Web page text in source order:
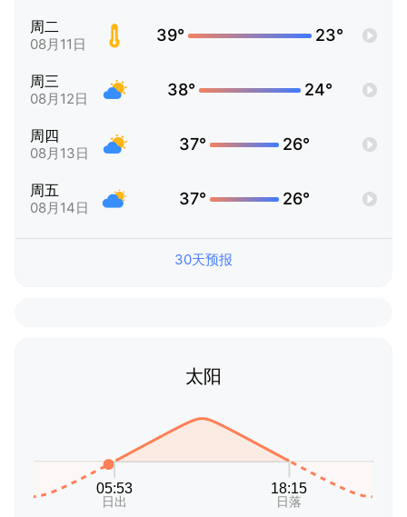
周二
08月11日 39° 23°
周三
08月12日 38° 24°
周四
08月13日 37° 26°
周五
08月14日 37° 26°
30天预报
太阳